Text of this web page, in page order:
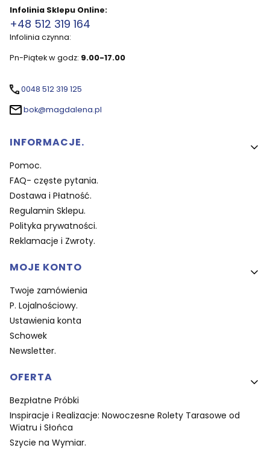
Infolinia Sklepu Online:
+48 512 319 164
Infolinia czynna:
Pn-Piątek w godz: 9.00-17.00
0048 512 319 125
bok@magdalena.pl
Linki w stopce
INFORMACJE.
Pomoc.
FAQ- częste pytania.
Dostawa i Płatność.
Regulamin Sklepu.
Polityka prywatności.
Reklamacje i Zwroty.
MOJE KONTO
Twoje zamówienia
P. Lojalnościowy.
Ustawienia konta
Schowek
Newsletter.
OFERTA
Bezpłatne Próbki
Inspiracje i Realizacje: Nowoczesne Rolety Tarasowe od
Wiatru i Słońca
Szycie na Wymiar.